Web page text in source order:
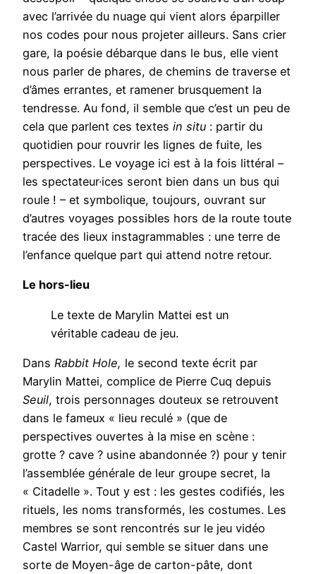
avec l’arrivée du nuage qui vient alors éparpiller
nos codes pour nous projeter ailleurs. Sans crier
gare, la poésie débarque dans le bus, elle vient
nous parler de phares, de chemins de traverse et
d’âmes errantes, et ramener brusquement la
tendresse. Au fond, il semble que c’est un peu de
cela que parlent ces textes in situ : partir du
quotidien pour rouvrir les lignes de fuite, les
perspectives. Le voyage ici est à la fois littéral –
les spectateur·ices seront bien dans un bus qui
roule ! – et symbolique, toujours, ouvrant sur
d’autres voyages possibles hors de la route toute
tracée des lieux instagrammables : une terre de
l’enfance quelque part qui attend notre retour.
Le hors-lieu
Le texte de Marylin Mattei est un
véritable cadeau de jeu.
Dans Rabbit Hole, le second texte écrit par
Marylin Mattei, complice de Pierre Cuq depuis
Seuil, trois personnages douteux se retrouvent
dans le fameux « lieu reculé » (que de
perspectives ouvertes à la mise en scène :
grotte ? cave ? usine abandonnée ?) pour y tenir
l’assemblée générale de leur groupe secret, la
« Citadelle ». Tout y est : les gestes codifiés, les
rituels, les noms transformés, les costumes. Les
membres se sont rencontrés sur le jeu vidéo
Castel Warrior, qui semble se situer dans une
sorte de Moyen-âge de carton-pâte, dont